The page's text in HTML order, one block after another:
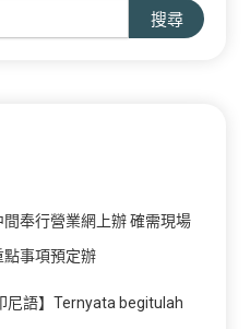
搜尋
奉行營業網上辦 確需現場
事項預定辦
尼語】Ternyata begitulah